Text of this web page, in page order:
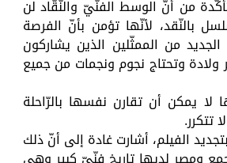
من أنّ الوسط الفنّيّ والنّقّاد لن
بالنّقد، لأنّها تؤمن بأنّ الفرصة
من الممثّلين الذين يشاركون
وتحتاج نجوم ونجمات من جميع
لا يمكن أن تقارن نفسها بالرّاحلة
تتكرر.
الفيلم، أشارت غادة إلى أنّ ذلك